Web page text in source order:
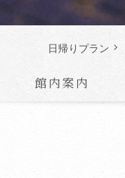
日帰りプラン
館内案内